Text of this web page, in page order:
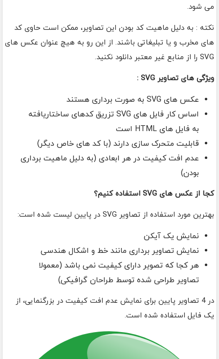
می شود.
نکته : به دلیل ماهیت کد بودن این تصاویر، ممکن است حاوی کد
های مخرب و یا تبلیغاتی باشند. از این رو به هیچ عنوان عکس های
SVG را از منابع غیر معتبر دانلود نکنید.
ویژگی های تصاویر SVG :
عکس های SVG به صورت برداری هستند
اساس کار فایل های SVG تزریق کدهای ساختاریافته
به فایل های HTML است
قابلیت متحرک سازی دارند (با کد های خاص دیگر)
عدم افت کیفیت در هر ابعادی (به دلیل ماهیت برداری
بودن)
کجا از عکس های SVG استفاده کنیم؟
بهترین مورد استفاده از تصاویر SVG در پایین لیست شده است:
نمایش یک آیکن
نمایش تصاویر برداری مانند خط و اشکال هندسی
هر کجا که تصویر دارای کیفیت نمی باشد (معمولا
تصاویر طراحی شده توسط طراحان گرافیکی)
در 4 تصاویر پایین برای نمایش عدم افت کیفیت در بزرگنمایی، از
یک فایل استفاده شده است.